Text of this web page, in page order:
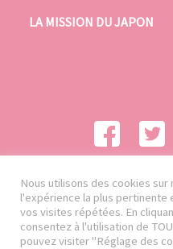
LA MISSION DU JAPON
Nous utilisons des cookies
l'expérience la plus
vos visites répétées. En
consentez à l'utilisation de
pouvez visiter "Réglage des